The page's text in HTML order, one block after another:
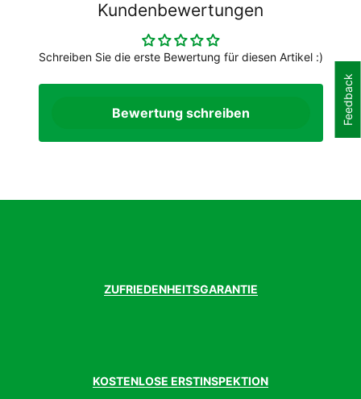
Erwachsene
Damen
JackenartBike
Softshelljacke
Kundenbewertungen
Schreiben Sie die erste Bewertung für diesen Artikel :)
Bewertung schreiben
ZUFRIEDENHEITSGARANTIE
KOSTENLOSE ERSTINSPEKTION
Feedback